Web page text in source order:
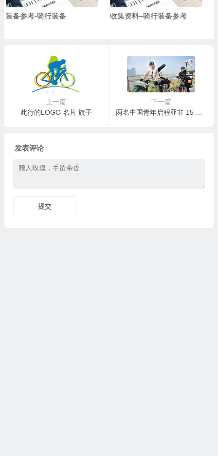
收集资料–骑行装备参考
装备参考-穿越神农架装备清
上一篇
此行的LOGO 名片 旗子
下一篇
发表评论